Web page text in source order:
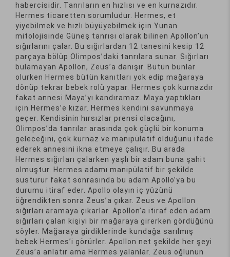
habercisidir. Tanrıların en hızlısı ve en kurnazıdır.
Hermes ticaretten sorumludur. Hermes, et
yiyebilmek ve hızlı büyüyebilmek için Yunan
mitolojisinde Güneş tanrısı olarak bilinen Apollon’un
sığırlarını çalar. Bu sığırlardan 12 tanesini kesip 12
parçaya bölüp Olimpos’daki tanrılara sunar. Sığırları
bulamayan Apollon, Zeus’a danışır. Bütün bunlar
olurken Hermes bütün kanıtları yok edip mağaraya
dönüp tekrar bebek rolü yapar. Hermes çok kurnazdır
fakat annesi Maya’yı kandıramaz. Maya yaptıkları
için Hermes’e kızar. Hermes kendini savunmaya
geçer. Kendisinin hırsızlar prensi olacağını,
Olimpos’da tanrılar arasında çok güçlü bir konuma
geleceğini, çok kurnaz ve manipülatif olduğunu ifade
ederek annesini ikna etmeye çalışır. Bu arada
Hermes sığırları çalarken yaşlı bir adam buna şahit
olmuştur. Hermes adamı manipülatif bir şekilde
susturur fakat sonrasında bu adam Apollo’ya bu
durumu itiraf eder. Apollo olayın iç yüzünü
öğrendikten sonra Zeus’a çıkar. Zeus ve Apollon
sığırları aramaya çıkarlar. Apollon’a itiraf eden adam
sığırları çalan kişiyi bir mağaraya girerken gördüğünü
söyler. Mağaraya girdiklerinde kundağa sarılmış
bebek Hermes’i görürler. Apollon net şekilde her şeyi
Zeus’a anlatır ama Hermes yalanlar. Zeus oğlunun